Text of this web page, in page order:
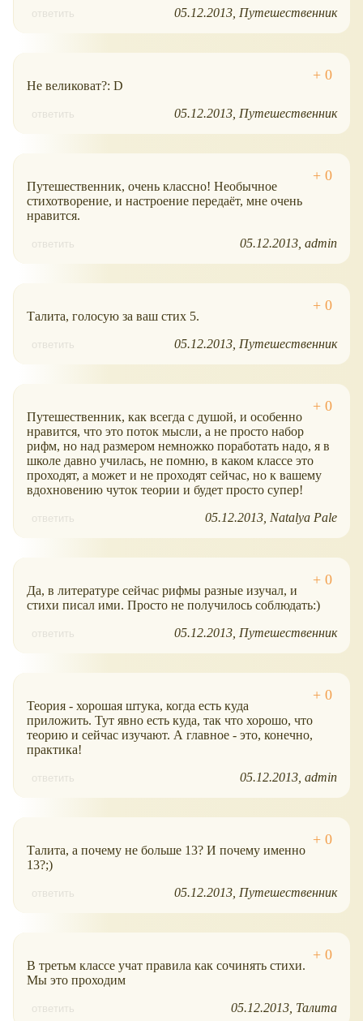
ответить 05.12.2013 Путешественник
Не великоват?: D
ответить 05.12.2013 Путешественник
Путешественник, очень классно! Необычное
стихотворение, и настроение передаёт, мне очень
нравится.
ответить 05.12.2013 admin
Талита, голосую за ваш стих 5.
ответить 05.12.2013 Путешественник
Путешественник, как всегда с душой, и особенно
нравится, что это поток мысли, а не просто набор
рифм, но над размером немножко поработать надо, я в
школе давно училась, не помню, в каком классе это
проходят, а может и не проходят сейчас, но к вашему
вдохновению чуток теории и будет просто супер!
ответить 05.12.2013 Natalya Pale
Да, в литературе сейчас рифмы разные изучал, и
стихи писал ими. Просто не получилось соблюдать:)
ответить 05.12.2013 Путешественник
Теория - хорошая штука, когда есть куда
приложить. Тут явно есть куда, так что хорошо, что
теорию и сейчас изучают. А главное - это, конечно,
практика!
ответить 05.12.2013 admin
Талита, а почему не больше 13? И почему именно
13?;)
ответить 05.12.2013 Путешественник
В третьм классе учат правила как сочинять стихи.
Мы это проходим
ответить 05.12.2013 Талита